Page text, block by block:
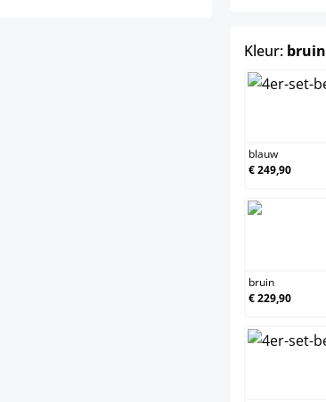
Kleur: bruin
blauw
€ 249,90
bruin
€ 229,90